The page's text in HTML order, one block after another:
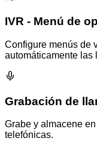
IVR - Menú de
Configure menús de
automáticamente las
Grabación de
Grabe y almacene
telefónicas.